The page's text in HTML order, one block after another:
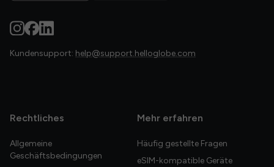
Kundensupport: help@support.helloglobe.com
Rechtliches
Allgemeine
Geschäftsbedingungen
Mehr erfahren
Häufig gestellte Fragen
eSIM-kompatible Geräte